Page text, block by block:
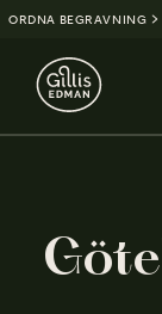
ORDNA BEGRAVNING